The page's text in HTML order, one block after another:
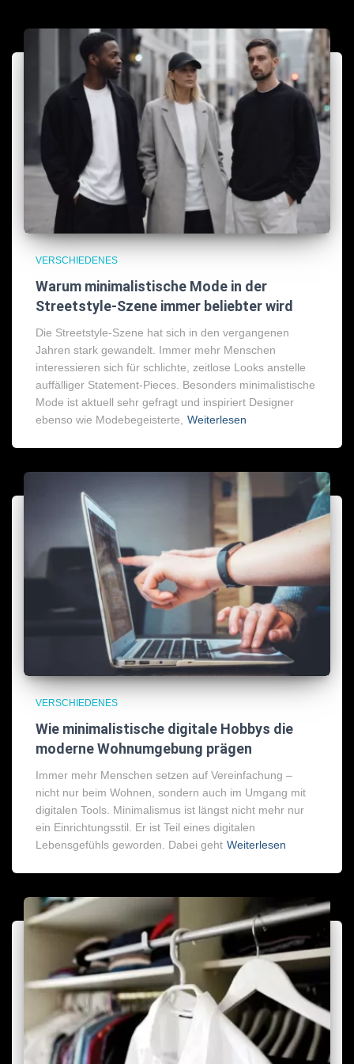
VERSCHIEDENES
Warum minimalistische Mode in der
Streetstyle-Szene immer beliebter wird
Die Streetstyle-Szene hat sich in den vergangenen
Jahren stark gewandelt. Immer mehr Menschen
interessieren sich für schlichte, zeitlose Looks anstelle
auffälliger Statement-Pieces. Besonders minimalistische
Mode ist aktuell sehr gefragt und inspiriert Designer
ebenso wie Modebegeisterte,
Weiterlesen
VERSCHIEDENES
Wie minimalistische digitale Hobbys die
moderne Wohnumgebung prägen
Immer mehr Menschen setzen auf Vereinfachung –
nicht nur beim Wohnen, sondern auch im Umgang mit
digitalen Tools. Minimalismus ist längst nicht mehr nur
ein Einrichtungsstil. Er ist Teil eines digitalen
Lebensgefühls geworden. Dabei geht Weiterlesen